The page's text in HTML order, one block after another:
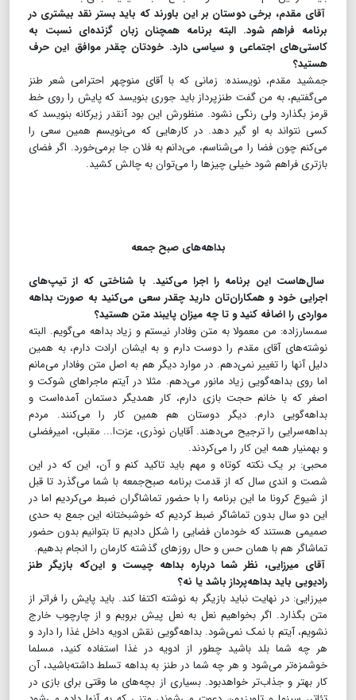
آقای مقدم، برخی دوستان بر این باورند که باید بستر نقد بیشتری در
برنامه فراهم شود. البته برنامه همچنان زبان گزنده‌ای نسبت به
کاستی‌های اجتماعی و سیاسی دارد. خودتان چقدر موافق این حرف
هستید؟
جمشید مقدم، نویسنده: زمانی که با آقای منوچهر احترامی شعر طنز
می‌گفتیم، به من گفت طنزپرداز باید جوری بنویسد که پایش را روی خط
قرمز بگذارد ولی رنگی نشود. منظورش این بود آنقدر زیرکانه بنویسد که
کسی نتواند به او گیر دهد. در کارهایی که می‌نویسم همین سعی را
می‌کنم چون فضا را می‌شناسم، می‌دانم به فلان جا برمی‌خورد. اگر فضای
بازتری فراهم شود خیلی چیزها را می‌توان به چالش کشید.‌
بداهه‌های صبح جمعه
سال‌هاست این برنامه را اجرا می‌کنید. با شناختی که از تیپ‌های
اجرایی خود و همکاران‌تان دارید چقدر سعی می‌کنید به صورت بداهه
مواردی را اضافه کنید و تا چه میزان پایبند متن هستید؟
سمسارزاده: من معمولا به متن وفادار نیستم و زیاد بداهه می‌گویم. البته
نوشته‌های آقای مقدم را دوست دارم و به ایشان ارادت دارم، به همین
دلیل آنها را تغییر نمی‌دهم. در موارد دیگر هم به اصل متن وفادار می‌مانم
اما روی بداهه‌گویی زیاد مانور می‌دهم. مثلا در آیتم ماجراهای شوکت و
اصغر که با خانم حجت بازی دارم، کار همدیگر دستمان آمده‌است و
بداهه‌گویی دارم. دیگر دوستان هم همین کار را می‌کنند. مردم
بداهه‌سرایی را ترجیح می‌دهند. آقایان نوذری، عزت‌ا... مقبلی، امیرفضلی
و بهمنیار همه این کار را می‌کردند.
محبی: بر یک نکته کوتاه و مهم باید تاکید کنم و آن، این که در این
شصت و اندی سال که از قدمت برنامه صبح‌جمعه با شما می‌گذرد تا قبل
از شیوع کرونا ما این برنامه را با حضور تماشاگران ضبط می‌کردیم اما در
این دو سال بدون تماشاگر ضبط کردیم که خوشبختانه این جمع به حدی
صمیمی هستند که خودمان فضایی را شکل دادیم تا بتوانیم بدون حضور
تماشاگر هم با همان حس و حال روزهای گذشته کارمان را انجام بدهیم.
آقای میرزایی، نظر شما درباره بداهه چیست و این‌که بازیگر طنز
رادیویی باید بداهه‌پرداز باشد یا نه؟
میرزایی: در نهایت نباید بازیگر به نوشته اکتفا کند. باید پایش را فراتر از
متن بگذارد. اگر بخواهیم نعل به نعل پیش برویم و از چارچوب خارج
نشویم، آیتم با نمک نمی‌شود. بداهه‌گویی نقش ادویه داخل غذا را دارد و
هر چه شما بلد باشید چطور از ادویه در غذا استفاده کنید، مسلما
خوشمزه‌تر می‌شود و هر چه شما در طنز به بداهه تسلط داشته‌باشید، آن
کار بهتر و جذاب‌تر خواهدبود. بسیاری از بچه‌های ما وقتی برای بازی در